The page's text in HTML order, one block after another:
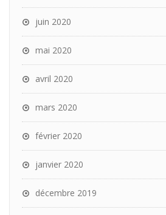
juin 2020
mai 2020
avril 2020
mars 2020
février 2020
janvier 2020
décembre 2019